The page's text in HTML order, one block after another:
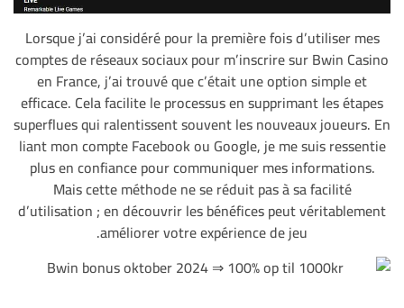
Lorsque j’ai considéré pour la première fois d’utiliser mes
comptes de réseaux sociaux pour m’inscrire sur Bwin Casino
en France, j’ai trouvé que c’était une option simple et
efficace. Cela facilite le processus en supprimant les étapes
superflues qui ralentissent souvent les nouveaux joueurs. En
liant mon compte Facebook ou Google, je me suis ressentie
plus en confiance pour communiquer mes informations.
Mais cette méthode ne se réduit pas à sa facilité
d’utilisation ; en découvrir les bénéfices peut véritablement
améliorer votre expérience de jeu.